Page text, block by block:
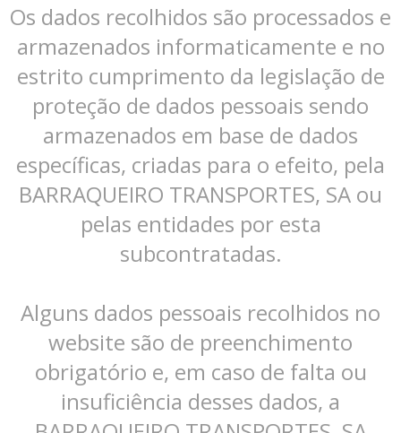
Os dados recolhidos são processados e
armazenados informaticamente e no
estrito cumprimento da legislação de
proteção de dados pessoais sendo
armazenados em base de dados
específicas, criadas para o efeito, pela
BARRAQUEIRO TRANSPORTES, SA ou
pelas entidades por esta
subcontratadas.
Alguns dados pessoais recolhidos no
website são de preenchimento
obrigatório e, em caso de falta ou
insuficiência desses dados, a